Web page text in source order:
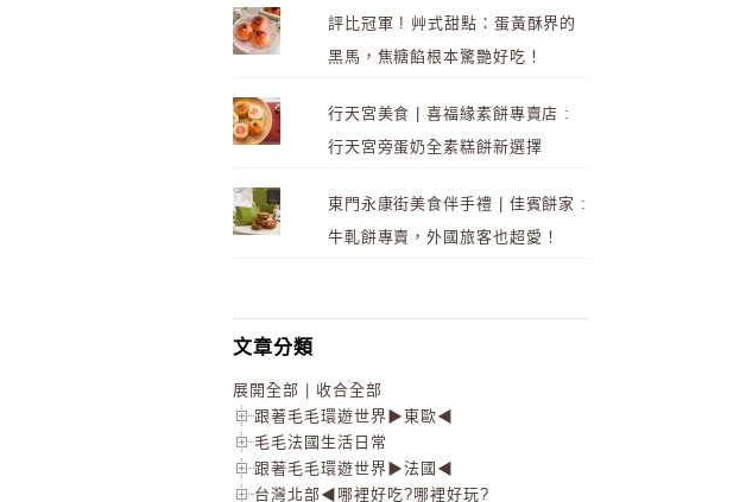
評比冠軍 ! 艸式甜點：蛋黃酥界的
黑馬，焦糖餡根本驚艷好吃！
行天宮美食 | 喜福緣素餅專賣店 :
行天宮旁蛋奶全素糕餅新選擇
東門永康街美食伴手禮 | 佳賓餅家 :
牛軋餅專賣，外國旅客也超愛！
文章分類
展開全部
收合全部
跟著毛毛環遊世界▶東歐◀
毛毛法國生活日常
跟著毛毛環遊世界▶法國◀
台灣北部◀哪裡好吃?哪裡好玩?